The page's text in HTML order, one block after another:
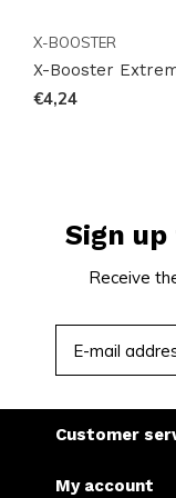
snus on
that fits your
Collections
X-BOOSTER
X-Booster
€4,24
Sign
Receive
Customer
My account